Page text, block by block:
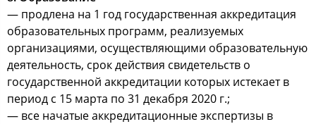
— продлена на 1 год государственная аккредитация
образовательных программ, реализуемых
организациями, осуществляющими образовательную
деятельность, срок действия свидетельств о
государственной аккредитации которых истекает в
период с 15 марта по 31 декабря 2020 г.;
— все начатые аккредитационные экспертизы в